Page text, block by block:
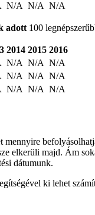
N/A N/A N/A
adott 100
2014 2015 2016
N/A N/A N/A
N/A N/A N/A
N/A N/A N/A
mennyire
elkerüli majd. Ám
dátumunk.
ki lehet